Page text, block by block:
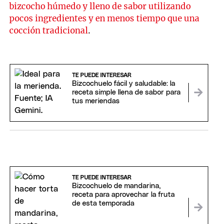
bizcocho húmedo y lleno de sabor utilizando
pocos ingredientes y en menos tiempo que una
cocción tradicional.
TE PUEDE INTERESAR
Bizcochuelo fácil y saludable: la
receta simple llena de sabor para
tus meriendas
TE PUEDE INTERESAR
Bizcochuelo de mandarina,
receta para aprovechar la fruta
de esta temporada